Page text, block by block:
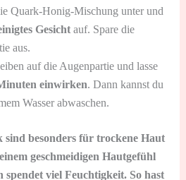
Quark-Honig-Mischung unter und
Gesichtauf. Spare die
aus.
auf die Augenpartie und lasse
einwirken. Dann kannst du
Wasser abwaschen.
besonders für trockene Haut
geschmeidigen Hautgefühl
spendet viel Feuchtigkeit. So hast